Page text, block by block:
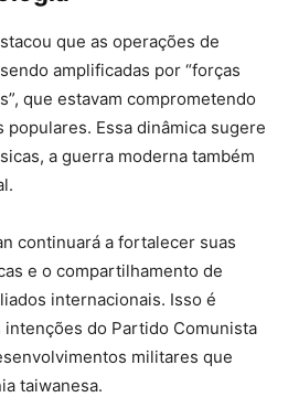
que as operações de
amplificadas por “forças
que estavam comprometendo
populares. Essa dinâmica sugere
a guerra moderna também
continuará a fortalecer suas
e o compartilhamento de
internacionais. Isso é
do Partido Comunista
militares que
taiwanesa.